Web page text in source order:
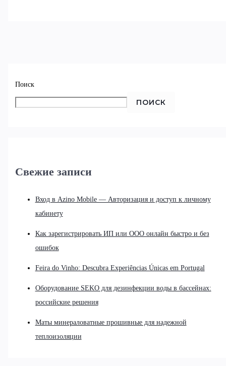
Поиск
ПОИСК
Свежие записи
Вход в Azino Mobile — Авторизация и доступ к личному
кабинету
Как зарегистрировать ИП или ООО онлайн быстро и без
ошибок
Feira do Vinho: Descubra Experiências Únicas em Portugal
Оборудование SEKO для дезинфекции воды в бассейнах:
российские решения
Маты минераловатные прошивные для надежной
теплоизоляции